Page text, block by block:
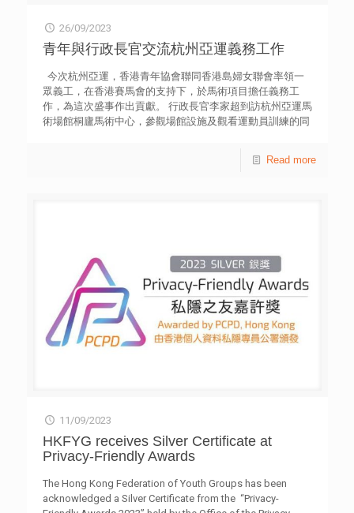
26/09/2023
青年與行政長官交流杭州亞運義務工作
今次杭州亞運，香港青年協會聯同香港島婦女聯會率領一
眾義工，在香港賽馬會的支持下，於馬術項目擔任義務工
作，為這次盛事作出貢獻。 行政長官李家超到訪杭州亞運馬
術場館桐廬馬術中心，參觀場館設施及觀看運動員訓練的同
Read more
11/09/2023
HKFYG receives Silver Certificate at
Privacy-Friendly Awards
The Hong Kong Federation of Youth Groups has been
acknowledged a Silver Certificate from the “Privacy-